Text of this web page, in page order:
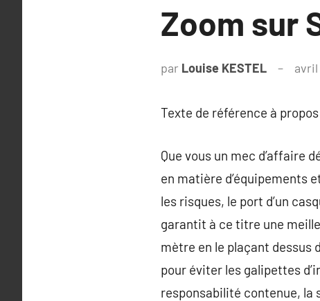
Zoom sur
par Louise KESTEL avril
Texte de référence à
Que vous un mec d’affaire
en matière d’équipements
les risques, le port d’un
garantit à ce titre une
mètre en le plaçant dessus
pour éviter les galipettes
responsabilité contenue, la